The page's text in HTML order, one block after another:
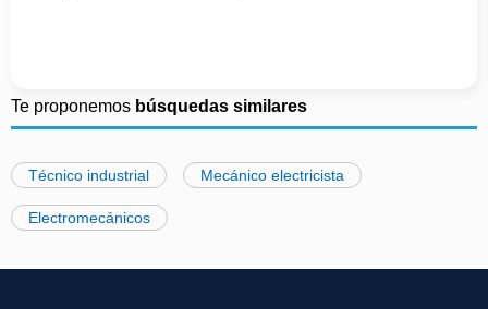
Te proponemos búsquedas similares
Técnico industrial Mecánico electricista
Electromecánicos